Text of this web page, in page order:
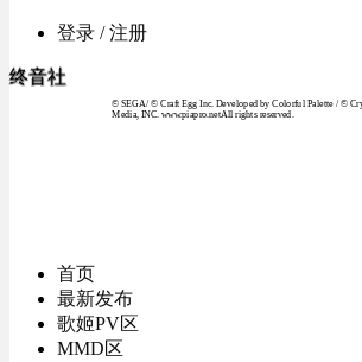
登录 / 注册
终音社
© SEGA / © Craft Egg Inc. Developed by Colorful Palette / ©
Media, INC. www.piapro.netAll rights reserved.
首页
最新发布
歌姬PV区
MMD区